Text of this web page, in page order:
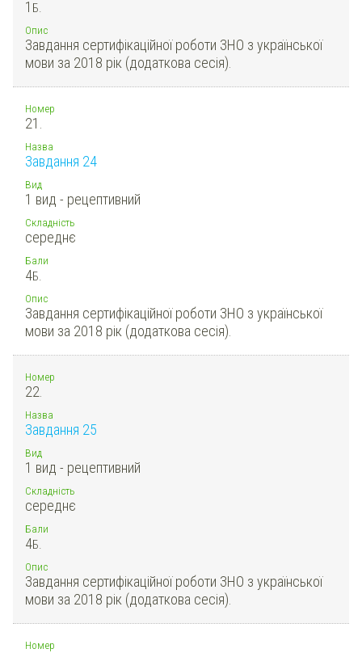
1 Б.
Опис
Завдання сертифікаційної роботи ЗНО з української
мови за 2018 рік (додаткова сесія).
Номер
21.
Назва
Завдання 24
Вид
1 вид - рецептивний
Складність
середнє
Бали
4Б.
Опис
Завдання сертифікаційної роботи ЗНО з української
мови за 2018 рік (додаткова сесія).
Номер
22.
Назва
Завдання 25
Вид
1 вид - рецептивний
Складність
середнє
Бали
4Б.
Опис
Завдання сертифікаційної роботи ЗНО з української
мови за 2018 рік (додаткова сесія).
Номер